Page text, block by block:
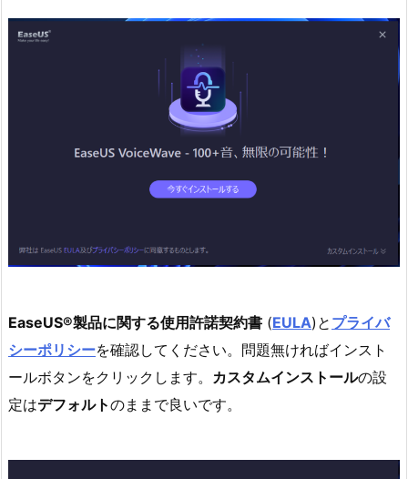
EaseUS®製品に関する使用許諾契約書 (EULA)と プライバ
シーポリシーを確認してください。問題無ければインスト
ールボタンをクリックします。 カスタムインストールの設
定はデフォルトのままで良いです。